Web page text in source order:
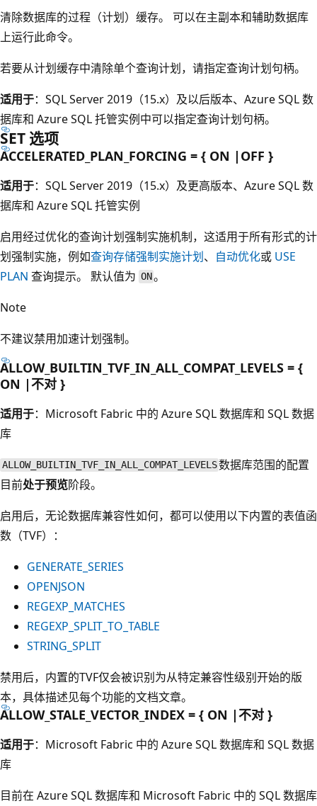
清除数据库的过程（计划）缓存。 可以在主副本和辅助数据库
上运行此命令。
若要从计划缓存中清除单个查询计划，请指定查询计划句柄。
适用于：SQL Server 2019（15.x）及以后版本、Azure SQL 数
据库和 Azure SQL 托管实例中可以指定查询计划句柄。
SET 选项
ACCELERATED_PLAN_FORCING = { ON |OFF }
适用于：SQL Server 2019（15.x）及更高版本、Azure SQL 数
据库和 Azure SQL 托管实例
启用经过优化的查询计划强制实施机制，这适用于所有形式的计
划强制实施，例如查询存储强制实施计划、 自动优化或 USE
PLAN 查询提示。 默认值为 ON。
Note
不建议禁用加速计划强制。
ALLOW_BUILTIN_TVF_IN_ALL_COMPAT_LEVELS = {
ON |不对 }
适用于：Microsoft Fabric 中的 Azure SQL 数据库和 SQL 数据
库
ALLOW_BUILTIN_TVF_IN_ALL_COMPAT_LEVELS数据库范围的配置
目前处于预览阶段。
启用后，无论数据库兼容性如何，都可以使用以下内置的表值函
数（TVF）：
GENERATE_SERIES
OPENJSON
REGEXP_MATCHES
REGEXP_SPLIT_TO_TABLE
STRING_SPLIT
禁用后，内置的TVF仅会被识别为从特定兼容性级别开始的版
本，具体描述见每个功能的文档文章。
ALLOW_STALE_VECTOR_INDEX = { ON |不对 }
适用于：Microsoft Fabric 中的 Azure SQL 数据库和 SQL 数据
库
目前在 Azure SQL 数据库和 Microsoft Fabric 中的 SQL 数据库